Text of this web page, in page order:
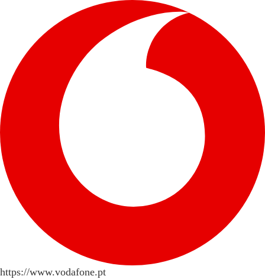
https://www.vodafone.pt